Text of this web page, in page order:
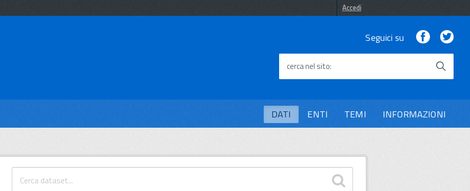
Accedi
Seguici su Facebook
cerca nel sito
DATI ENTI TEMI INFORMAZIONI